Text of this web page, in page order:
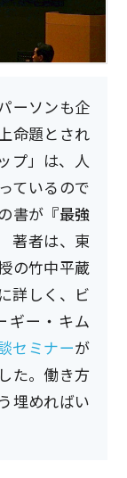
ーソンも企
命題とされ
プ」は、人
ているので
書が 『最強
著者は、東
の竹中平蔵
詳しく、ビ
ギー・キム
セミナーが
た。働き方
埋めればい